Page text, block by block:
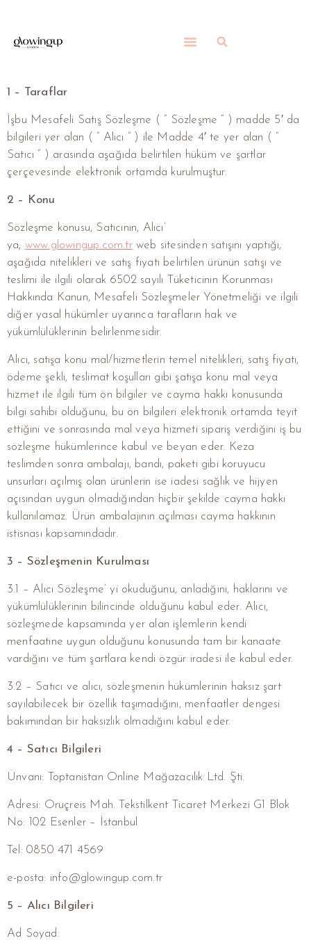
1 – Taraflar
İşbu Mesafeli Satış Sözleşme ( ” Sözleşme ” ) madde 5′ da
bilgileri yer alan ( ” Alıcı ” ) ile Madde 4′ te yer alan ( ”
Satıcı ” ) arasında aşağıda belirtilen hüküm ve şartlar
çerçevesinde elektronik ortamda kurulmuştur.
2 – Konu
Sözleşme konusu, Satıcının, Alıcı’
ya; www.glowingup.com.trweb sitesinden satışını yaptığı,
aşağıda nitelikleri ve satış fiyatı belirtilen ürünün satışı ve
teslimi ile ilgili olarak 6502 sayılı Tüketicinin Korunması
Hakkında Kanun, Mesafeli Sözleşmeler Yönetmeliği ve ilgili
diğer yasal hükümler uyarınca tarafların hak ve
yükümlülüklerinin belirlenmesidir.
Alıcı, satışa konu mal/hizmetlerin temel nitelikleri, satış fiyatı,
ödeme şekli, teslimat koşulları gibi şatışa konu mal veya
hizmet ile ilgili tüm ön bilgiler ve cayma hakkı konusunda
bilgi sahibi olduğunu, bu ön bilgileri elektronik ortamda teyit
ettiğini ve sonrasında mal veya hizmeti sipariş verdiğini iş bu
sözleşme hükümlerince kabul ve beyan eder. Keza
teslimden sonra ambalajı, bandı, paketi gibi koruyucu
unsurları açılmış olan ürünlerin ise iadesi sağlık ve hijyen
açısından uygun olmadığından hiçbir şekilde cayma hakkı
kullanılamaz. Ürün ambalajının açılması cayma hakkının
istisnası kapsamındadır.
3 – Sözleşmenin Kurulması
3.1 – Alıcı Sözleşme’ yi okuduğunu, anladığını, haklarını ve
yükümlülüklerinin bilincinde olduğunu kabul eder. Alıcı,
sözleşmede kapsamında yer alan işlemlerin kendi
menfaatine uygun olduğunu konusunda tam bir kanaate
vardığını ve tüm şartlara kendi özgür iradesi ile kabul eder.
3.2 – Satıcı ve alıcı, sözleşmenin hükümlerinin haksız şart
sayılabilecek bir özellik taşımadığını, menfaatler dengesi
bakımından bir haksızlık olmadığını kabul eder.
4 – Satıcı Bilgileri
Ünvanı: Toptanistan Online Mağazacılık Ltd. Şti.
Adresi: Oruçreis Mah. Tekstilkent Ticaret Merkezi G1 Blok
No: 102 Esenler – İstanbul
Tel: 0850 471 4569
e-posta: info@glowingup.com.tr
5 – Alıcı Bilgileri
Ad Soyad: